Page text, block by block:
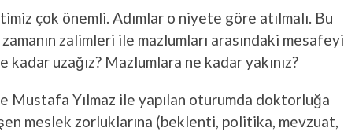
çok önemli. Adımlar o niyete göre atılmalı. Bu
zalimleri ile mazlumları arasındaki mesafeyi
kadar uzağız? Mazlumlara ne kadar yakınız?
Mustafa Yılmaz ile yapılan oturumda doktorluğa
meslek zorluklarına (beklenti, politika, mevzuat,